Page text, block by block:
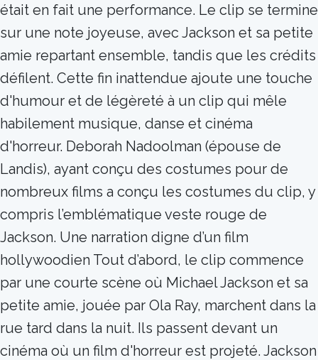
était en fait une performance. Le clip se termine
sur une note joyeuse, avec Jackson et sa petite
amie repartant ensemble, tandis que les crédits
défilent. Cette fin inattendue ajoute une touche
d'humour et de légèreté à un clip qui mêle
habilement musique, danse et cinéma
d'horreur. Deborah Nadoolman (épouse de
Landis), ayant conçu des costumes pour de
nombreux films a conçu les costumes du clip, y
compris l’emblématique veste rouge de
Jackson. Une narration digne d’un film
hollywoodien Tout d’abord, le clip commence
par une courte scène où Michael Jackson et sa
petite amie, jouée par Ola Ray, marchent dans la
rue tard dans la nuit. Ils passent devant un
cinéma où un film d'horreur est projeté. Jackson